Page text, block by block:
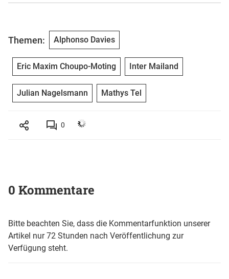
Themen: Alphonso Davies
Eric Maxim Choupo-Moting Inter Mailand
Julian Nagelsmann Mathys Tel
0
0 Kommentare
Bitte beachten Sie, dass die Kommentarfunktion unserer
Artikel nur 72 Stunden nach Veröffentlichung zur
Verfügung steht.